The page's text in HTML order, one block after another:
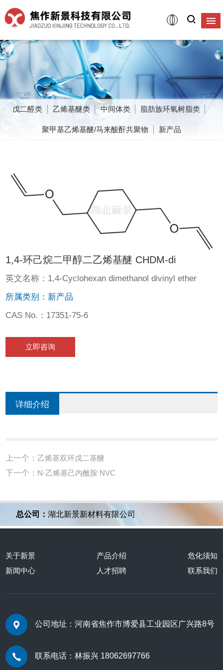
戊二醛类 乙烯基醚类 中间体类 脂肪族环氧树脂类
聚甲基乙烯基醚/马来酸酐共聚物 新产品
1,4-环己烷二甲醇二乙烯基醚 CHDM-di
英文名称：1,4-Cyclohexan dimethanol divinyl ether
所属类别：新产品
CAS No.：17351-75-6
立即咨询
详细介绍
上一个： 乙烯基双环戊二基醚
下一个： N-乙烯基己内酰胺 NVC
总公司：湖北新景新材料有限公司
关于新景 产品介绍
危化须知
新闻中心
人才招聘 联系我们
公司地址：河南省焦作市博爱县工业园区广兴路8号
联系电话：林振兴 18062697766